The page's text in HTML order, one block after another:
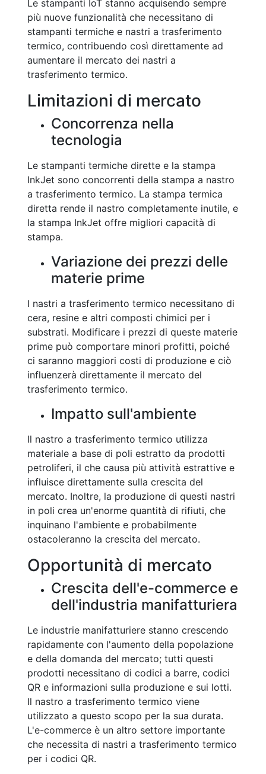
Le stampanti IoT stanno acquisendo sempre
più nuove funzionalità che necessitano di
stampanti termiche e nastri a trasferimento
termico, contribuendo così direttamente ad
aumentare il mercato dei nastri a
trasferimento termico.
Limitazioni di mercato
Concorrenza nella
tecnologia
Le stampanti termiche dirette e la stampa
InkJet sono concorrenti della stampa a nastro
a trasferimento termico. La stampa termica
diretta rende il nastro completamente inutile, e
la stampa InkJet offre migliori capacità di
stampa.
Variazione dei prezzi delle
materie prime
I nastri a trasferimento termico necessitano di
cera, resine e altri composti chimici per i
substrati. Modificare i prezzi di queste materie
prime può comportare minori profitti, poiché
ci saranno maggiori costi di produzione e ciò
influenzerà direttamente il mercato del
trasferimento termico.
Impatto sull'ambiente
Il nastro a trasferimento termico utilizza
materiale a base di poli estratto da prodotti
petroliferi, il che causa più attività estrattive e
influisce direttamente sulla crescita del
mercato. Inoltre, la produzione di questi nastri
in poli crea un'enorme quantità di rifiuti, che
inquinano l'ambiente e probabilmente
ostacoleranno la crescita del mercato.
Opportunità di mercato
Crescita dell'e-commerce e
dell'industria manifatturiera
Le industrie manifatturiere stanno crescendo
rapidamente con l'aumento della popolazione
e della domanda del mercato; tutti questi
prodotti necessitano di codici a barre, codici
QR e informazioni sulla produzione e sui lotti.
Il nastro a trasferimento termico viene
utilizzato a questo scopo per la sua durata.
L'e-commerce è un altro settore importante
che necessita di nastri a trasferimento termico
per i codici QR.